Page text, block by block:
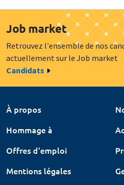
Job market
Retrouvez l'ensemble de nos
actuellement sur le Job market
Candidats
À propos
Hommage à
Offres d'emploi
Mentions légales